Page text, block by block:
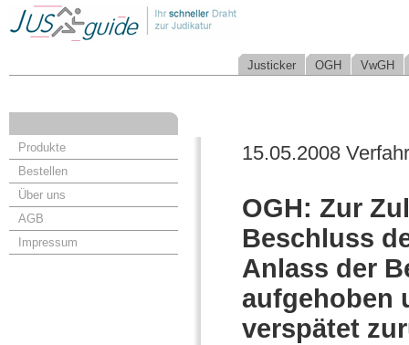
Justicker OGH VwGH
Produkte
Bestellen
Über uns
AGB
Impressum
15.05.2008
OGH: Zur
Beschluss
Anlass der
aufgehoben
verspätet